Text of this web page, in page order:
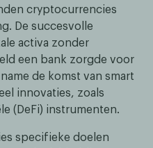
cryptocurrencies
De succesvolle
activa zonder
een bank zorgde voor
de komst van smart
innovaties, zoals
(DeFi) instrumenten.
specifieke doelen